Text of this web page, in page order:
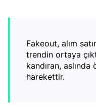
Fakeout, alım
trendin ortaya
kandıran,
harekettir.